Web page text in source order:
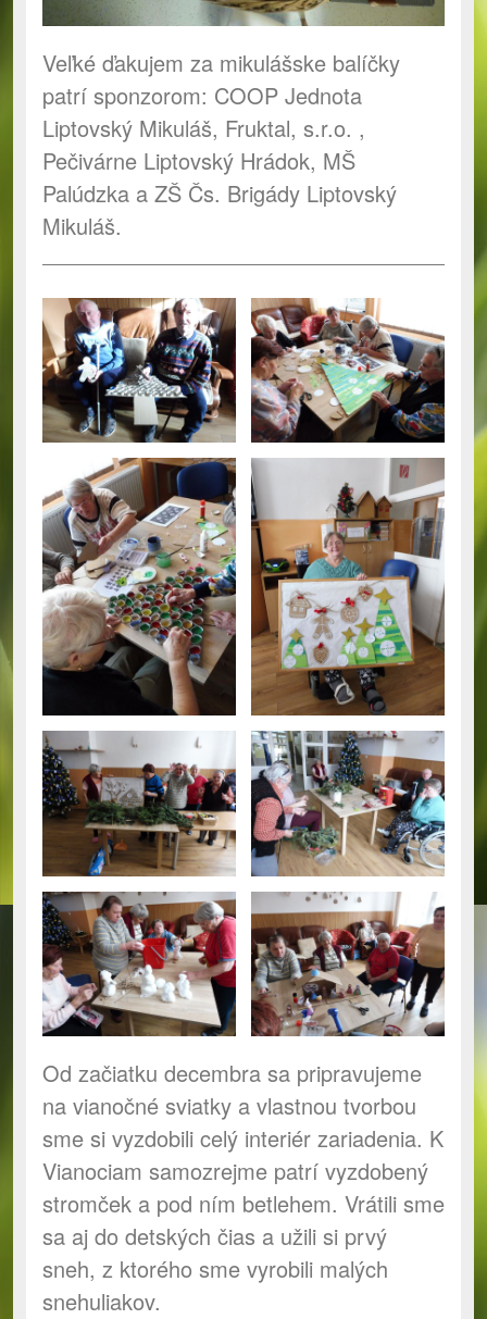
Veľké ďakujem za mikulášske balíčky
patrí sponzorom: COOP Jednota
Liptovský Mikuláš, Fruktal, s.r.o. ,
Pečivárne Liptovský Hrádok, MŠ
Palúdzka a ZŠ Čs. Brigády Liptovský
Mikuláš.
Od začiatku decembra sa pripravujeme
na vianočné sviatky a vlastnou tvorbou
sme si vyzdobili celý interiér zariadenia. K
Vianociam samozrejme patrí vyzdobený
stromček a pod ním betlehem. Vrátili sme
sa aj do detských čias a užili si prvý
sneh, z ktorého sme vyrobili malých
snehuliakov.